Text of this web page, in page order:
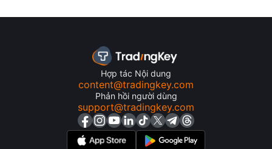
Hợp tác Nội dung
content@tradingkey.com
Phản hồi người dùng
support@tradingkey.com